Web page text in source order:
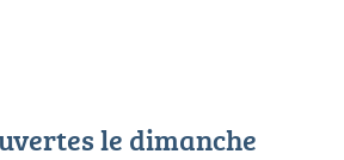
le dimanche